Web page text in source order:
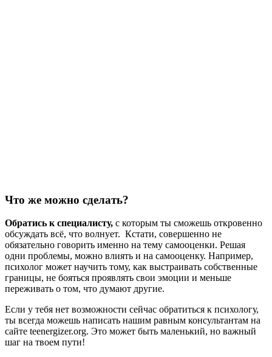
Что же можно сделать?
Обратись к специалисту, с которым ты сможешь откровенно
обсуждать всё, что волнует. Кстати, совершенно не
обязательно говорить именно на тему самооценки. Решая
одни проблемы, можно влиять и на самооценку. Например,
психолог может научить тому, как выстраивать собственные
границы, не бояться проявлять свои эмоции и меньше
переживать о том, что думают другие.
Если у тебя нет возможности сейчас обратиться к психологу,
ты всегда можешь написать нашим равным консультантам на
сайте teenergizer.org. Это может быть маленький, но важный
шаг на твоем пути!